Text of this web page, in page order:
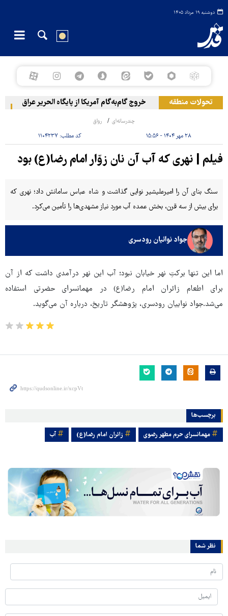
دوشنبه ۱۹ مرداد ۱۴۰۵
تحولات منطقه خروج گام‌به‌گام آمریکا از پایگاه الحریر عراق
چندرسانه‌ای رواق
۲۸ مهر ۱۴۰۴ - ۱۵:۵۶ کد مطلب:۱۱۰۴۲۳۷
فیلم | نهری که آب آن نان زوّار امام رضا(ع) بود
سنگ‌ بنای آن را امیرعلیشیر نوایی گذاشت و شاه عباس سامانش داد؛ نهری که
برای بیش از سه قرن، بخش عمده‌ آب مورد نیاز مشهدی‌ها را تأمین می‌کرد.
جواد نوائیان رودسری
اما این تنها برکتِ نهر خیابان نبود؛ آب این نهر درآمدی داشت که از آن
برای اطعام زائران امام رضا(ع) در مهمانسرای حضرتی استفاده
می‌شد.جواد نواییان رودسری، پژوهشگر تاریخ، درباره‌ آن می‌گوید.
برچسب‌ها
مهمانسرای حرم مطهر رضوی زائران امام رضا(ع) آب
نظر شما